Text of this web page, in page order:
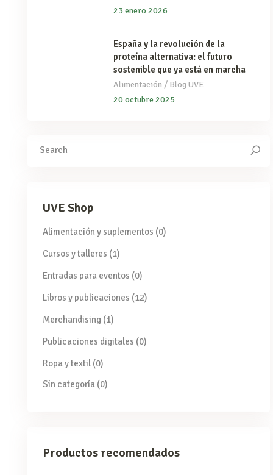
23 enero 2026
España y la revolución de la
proteína alternativa: el futuro
sostenible que ya está en marcha
Alimentación / Blog UVE
20 octubre 2025
UVE Shop
Alimentación y suplementos (0)
Cursos y talleres (1)
Entradas para eventos (0)
Libros y publicaciones (12)
Merchandising (1)
Publicaciones digitales (0)
Ropa y textil (0)
Sin categoría (0)
Productos recomendados